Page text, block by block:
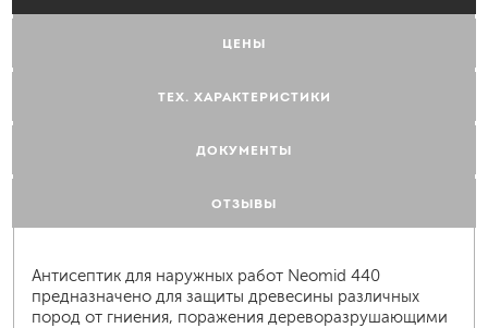
ЦЕНЫ
ТЕХ. ХАРАКТЕРИСТИКИ
ДОКУМЕНТЫ
ОТЗЫВЫ
Антисептик для наружных работ Neomid 440
предназначено для защиты древесины различных
пород от гниения, поражения дереворазрушающими